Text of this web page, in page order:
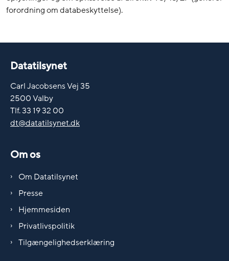
forordning om databeskyttelse).
Datatilsynet
Carl Jacobsens Vej 35
2500 Valby
Tlf. 33 19 32 00
dt@datatilsynet.dk
Om os
Om Datatilsynet
Presse
Hjemmesiden
Privatlivspolitik
Tilgængelighedserklæring